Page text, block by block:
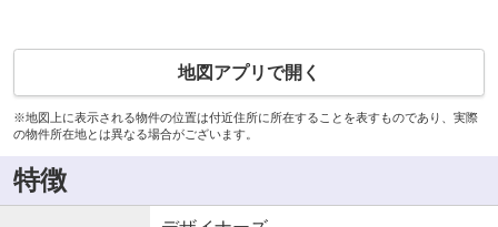
地図アプリで開く
※地図上に表示される物件の位置は付近住所に所在することを表すものであり、実際
の物件所在地とは異なる場合がございます。
特徴